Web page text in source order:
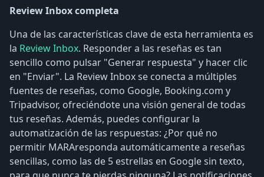
Review Inbox completa
Una de las características clave de esta herramienta es
la Review Inbox. Responder a las reseñas es tan
sencillo como pulsar "Generar respuesta" y hacer clic
en "Enviar". La Review Inbox se conecta a múltiples
fuentes de reseñas, como Google, Booking.com y
Tripadvisor, ofreciéndote una visión general de todas
tus reseñas. Además, puedes configurar la
automatización de las respuestas: ¿Por qué no
permitir MARAresponda automáticamente a reseñas
sencillas, como las de 5 estrellas en Google sin texto,